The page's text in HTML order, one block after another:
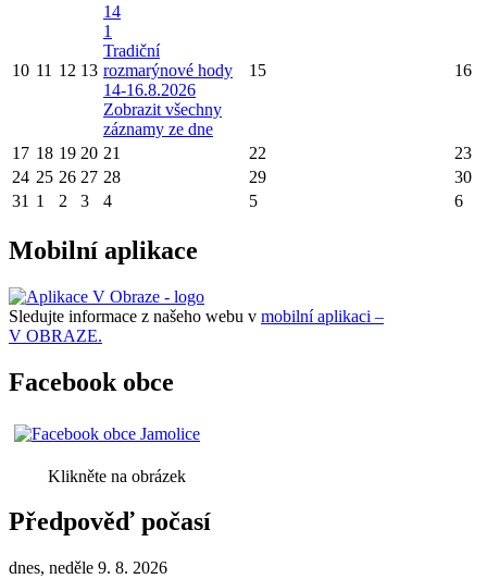
10 11 12 13
14
1
Tradiční
rozmarýnové hody
14-16.8.2026
Zobrazit všechny
záznamy ze dne
15 16
17 18 19 20 21 22
23
24 25 26 27 28 29
30
31 1 2 3 4 5 6
Mobilní aplikace
Sledujte informace z našeho webu v mobilní aplikaci –
V OBRAZE.
Facebook obce
Klikněte na obrázek
Předpověď počasí
dnes, neděle 9. 8. 2026